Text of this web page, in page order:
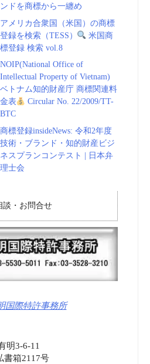
ンドを商標から一纏め
アメリカ合衆国（米国）の商標
登録を検索（TESS）
米国商
標登録 検索 vol.8
NOIP(National Office of
Intellectual Property of Vietnam)
ベトナム知的財産庁 商標関連料
金表
Circular No. 22/2009/TT-
BTC
商標登録insideNews: 令和2年度
技術・ブランド・知的財産ビジ
ネスプランコンテスト | 日本弁
理士会
談・お問合せ
国際特許事務所
明3-6-11
書箱2117号